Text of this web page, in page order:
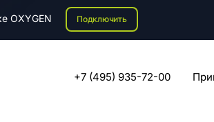
OXYGEN Подключить
+7 (495) 935-72-00